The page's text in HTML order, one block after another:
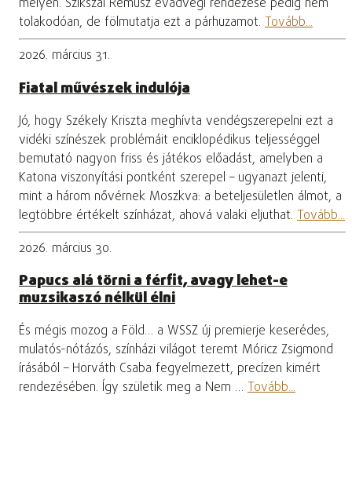
mélyén. Szikszai Rémusz évadvégi rendezése pedig nem
tolakodóan, de fölmutatja ezt a párhuzamot. Tovább...
2026. március 31.
Fiatal művészek indulója
Jó, hogy Székely Kriszta meghívta vendégszerepelni ezt a
vidéki színészek problémáit enciklopédikus teljességgel
bemutató nagyon friss és játékos előadást, amelyben a
Katona viszonyítási pontként szerepel – ugyanazt jelenti,
mint a három nővérnek Moszkva: a beteljesületlen álmot, a
legtöbbre értékelt színházat, ahová valaki eljuthat. Tovább...
2026. március 30.
Papucs alá törni a férfit, avagy lehet-e
muzsikaszó nélkül élni
És mégis mozog a Föld… a WSSZ új premierje keserédes,
mulatós-nótázós, színházi világot teremt Móricz Zsigmond
írásából – Horváth Csaba fegyelmezett, precízen kimért
rendezésében. Így születik meg a Nem … Tovább...